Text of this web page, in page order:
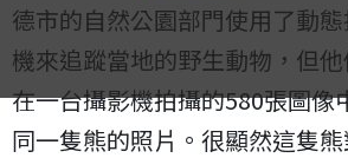
德市的自然公園部門使用了動
機來追蹤當地的野生動物，但他
在一台攝影機拍攝的580張圖像
同一隻熊的照片。很顯然這隻